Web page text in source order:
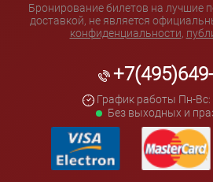
Бронирование билетов на лучшие
доставкой, не является
конфиденциальности,
График работы Пн-Вс:
Без выходных и